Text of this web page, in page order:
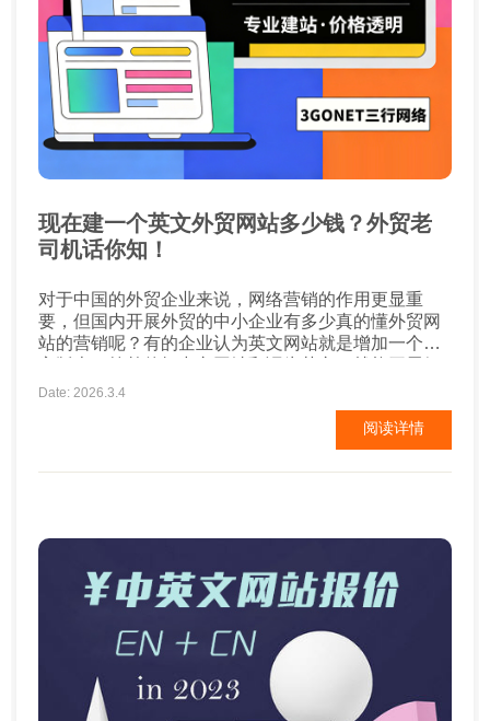
现在建一个英文外贸网站多少钱？外贸老
司机话你知！
对于中国的外贸企业来说，网络营销的作用更显重
要，但国内开展外贸的中小企业有多少真的懂外贸网
站的营销呢？有的企业认为英文网站就是增加一个语
外贸营销推广了？ 其实不然，英文网站设计中国化，
不符合国外用户浏览习惯，导致外国人很难找到他想
要的资讯和浏览习惯感觉别扭；同时也忽略了国外当
地用户习惯，忽略了当地的知名的网站和黄页等采购
商常用的工具。因此外贸企业如果要建立一个合...
Date: 2026.3.4
阅读详情